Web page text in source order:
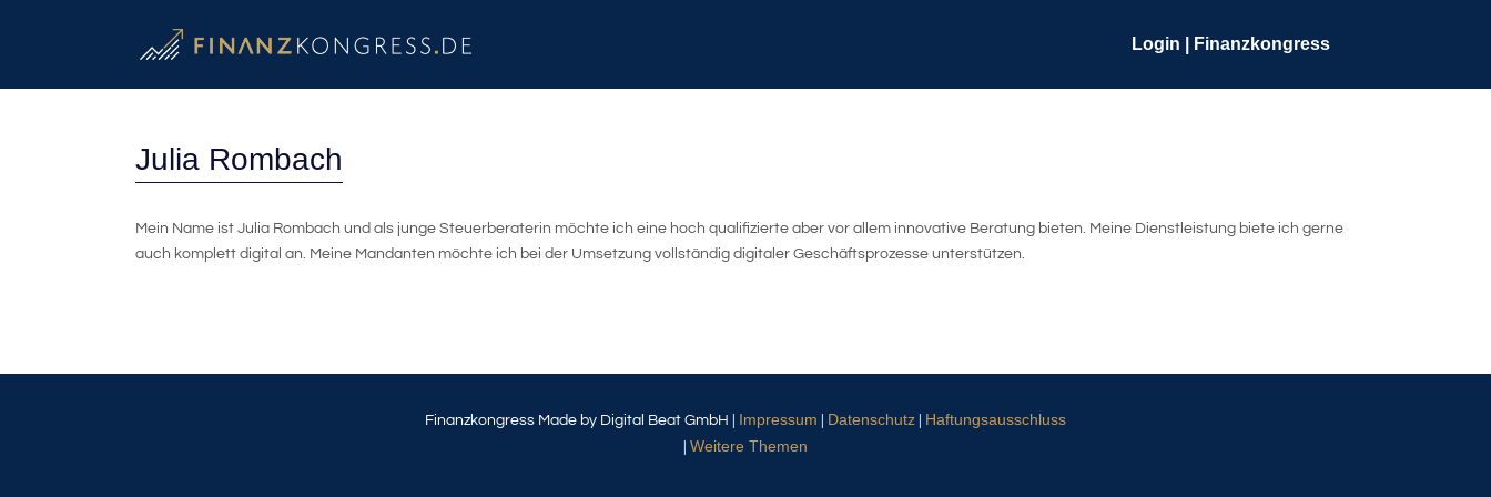
Login | Finanzkongress
Julia Rombach
Mein Name ist Julia Rombach und als junge Steuerberaterin möchte ich eine hoch qualifizierte aber vor allem innovative Beratung bieten. Meine Dienstleistung biete ich gerne
auch komplett digital an. Meine Mandanten möchte ich bei der Umsetzung vollständig digitaler Geschäftsprozesse unterstützen.
Finanzkongress Made by Digital Beat GmbH | Impressum Datenschutz Haftungsausschluss
Weitere Themen